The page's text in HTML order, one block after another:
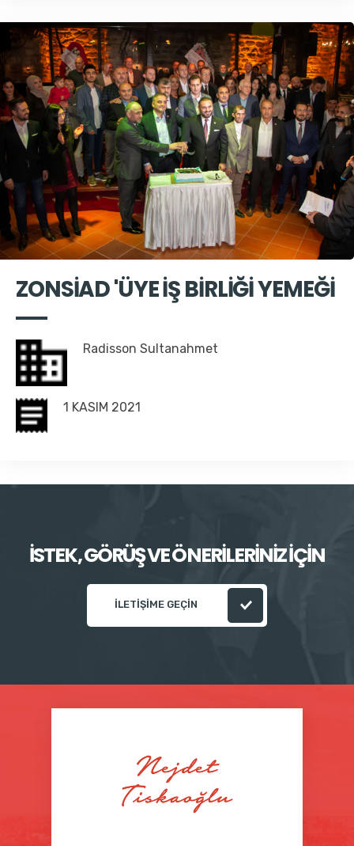
ZONSİAD 'ÜYE İŞ BİRLİĞİ YEMEĞİ
Radisson Sultanahmet
1 KASIM 2021
İSTEK, GÖRÜŞ VE ÖNERİLERİNİZ İÇİN
İLETİŞİME GEÇİN